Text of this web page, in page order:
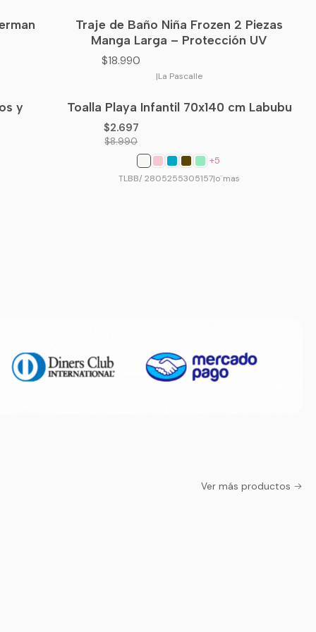
Traje de Baño Niña Frozen 2 Piezas
Manga Larga – Protección UV
$18.990
|La Pascalle
y -70%OFF
Toalla Playa Infantil 70x140 cm Labubu
$2.697
$8.990
+5
TLBB/ 2805255305157|o¨mas
Ver más productos